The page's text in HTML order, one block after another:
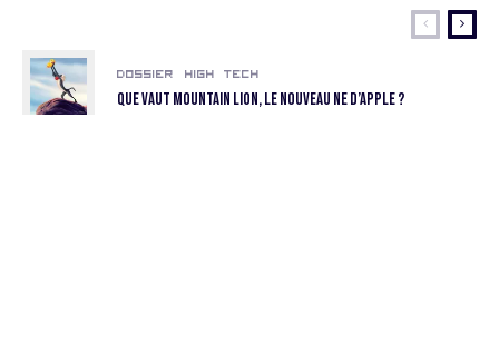
Dossier High Tech
Que vaut Mountain Lion, le nouveau ne d’Apple ?